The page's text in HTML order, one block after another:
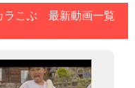
ラこぶ 最新動画一覧